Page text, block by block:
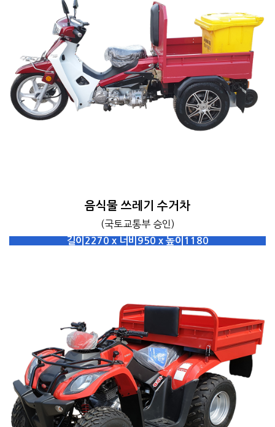
음식물 쓰레기 수거차
(국토교통부 승인)
길이2270 x 너비950 x 높이1180